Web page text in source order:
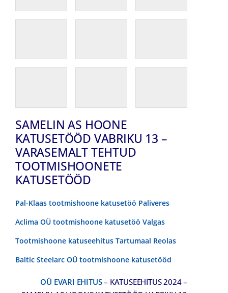
SAMELIN AS HOONE
KATUSETÖÖD VABRIKU 13 –
VARASEMALT TEHTUD
TOOTMISHOONETE
KATUSETÖÖD
Pal-Klaas tootmishoone katusetöö Paliveres
Aclima OÜ tootmishoone katusetöö Valgas
Tootmishoone katuseehitus Tartumaal Reolas
Baltic Steelarc OÜ tootmishoone katusetööd
OÜ EVARI EHITUS– KATUSEEHITUS 2024 –